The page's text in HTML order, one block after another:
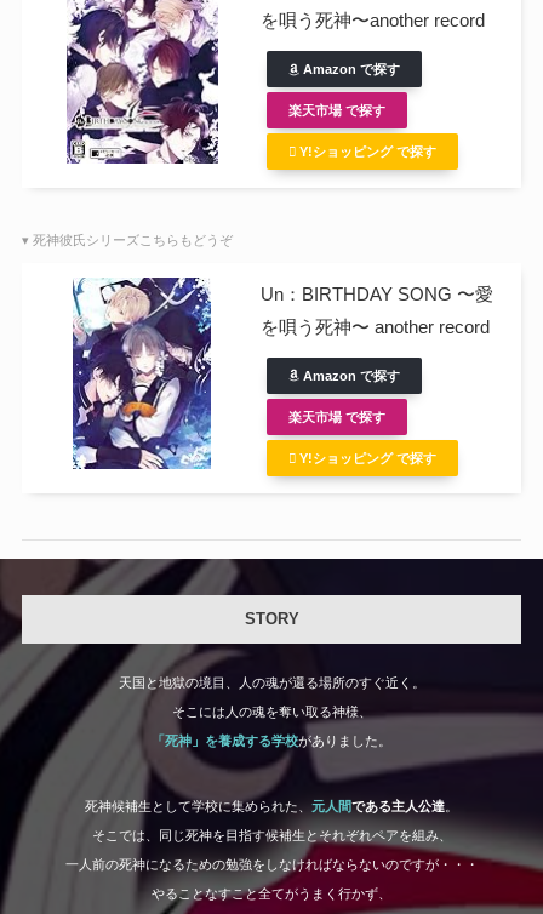
を唄う死神〜another record
Amazon で探す
楽天市場 で探す
Y!ショッピング で探す
▾ 死神彼氏シリーズこちらもどうぞ
Un：BIRTHDAY SONG 〜愛
を唄う死神〜 another record
Amazon で探す
楽天市場 で探す
Y!ショッピング で探す
STORY
天国と地獄の境目、人の魂が還る場所のすぐ近く。
そこには人の魂を奪い取る神様、
「死神」を養成する学校がありました。
死神候補生として学校に集められた、 元人間である主人公達。
そこでは、同じ死神を目指す候補生とそれぞれペアを組み、
一人前の死神になるための勉強をしなければならないのですが・・・
やることなすこと全てがうまく行かず、